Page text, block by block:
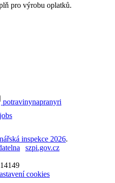
pro výrobu oplatků.
potravinynapranyri
inspekce 2026.
szpi.gov.cz
cookies